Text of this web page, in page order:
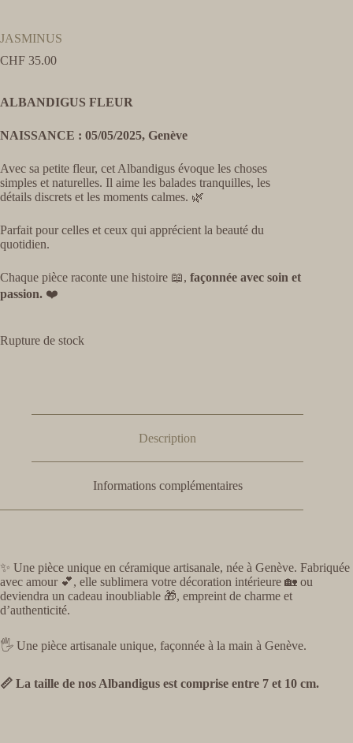
JASMINUS
CHF 35.00
ALBANDIGUS FLEUR
NAISSANCE : 05/05/2025, Genève
Avec sa petite fleur, cet Albandigus évoque les choses
simples et naturelles. Il aime les balades tranquilles, les
détails discrets et les moments calmes. 🌿
Parfait pour celles et ceux qui apprécient la beauté du
quotidien.
Chaque pièce raconte une histoire 📖, façonnée avec soin et
passion. ❤️
Rupture de stock
Description
Informations complémentaires
✨ Une pièce unique en céramique artisanale, née à Genève. Fabriquée
avec amour 💕, elle sublimera votre décoration intérieure 🏡 ou
deviendra un cadeau inoubliable 🎁, empreint de charme et
d’authenticité.
🖐️ Une pièce artisanale unique, façonnée à la main à Genève.
📏 La taille de nos Albandigus est comprise entre 7 et 10 cm.